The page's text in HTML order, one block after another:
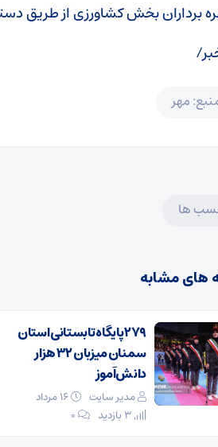
برداران بخش کشاورزی از طریق
مهر
ها
های مشابه
۲۷۹ پایگاه تابستانی استان
سمنان میزبان ۳۲ هزار
دانش‌آموز
مدیر سایت
۰